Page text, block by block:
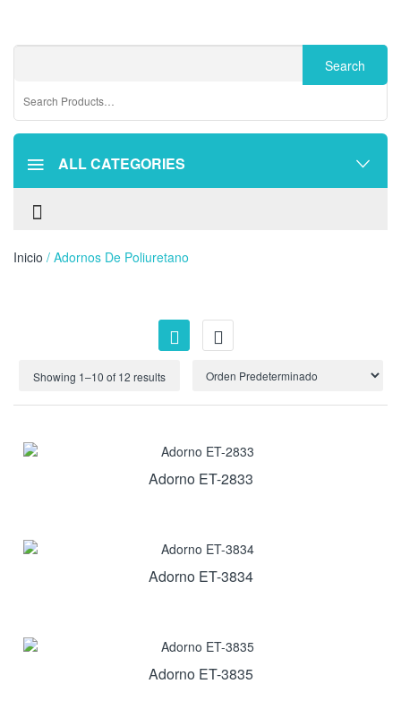
ALL CATEGORIES
Inicio / Adornos De Poliuretano
Showing 1–10 of 12 results
Adorno ET-2833
Adorno ET-3834
Adorno ET-3835